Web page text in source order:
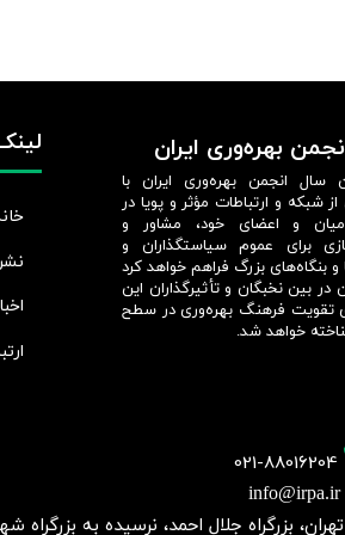
بهره‌وری ایران
021-88016204
info@irpa.ir
تهران، بزرگراه جلال احمد، نرسیده به بزرگراه شهید
سال انجمن بهره‌وری ایران با
از شبکه و ارتباطات مؤثر و پویا در
و اعضای خود، مشاور و
برای عموم سیاستگذاران و
و بنگاه‌های بزرگ فراهم خواهد کرد
بین نخبگان و تأثیرگذاران این
تقویت فرهنگ بهره‌وری در سطح
خواهد شد.​​​​​​​